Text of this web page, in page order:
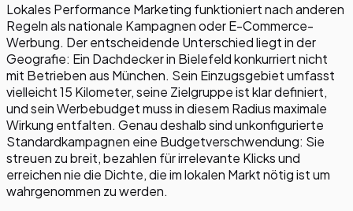
Lokales Performance Marketing funktioniert nach anderen
Regeln als nationale Kampagnen oder E-Commerce-
Werbung. Der entscheidende Unterschied liegt in der
Geografie: Ein Dachdecker in Bielefeld konkurriert nicht
mit Betrieben aus München. Sein Einzugsgebiet umfasst
vielleicht 15 Kilometer, seine Zielgruppe ist klar definiert,
und sein Werbebudget muss in diesem Radius maximale
Wirkung entfalten. Genau deshalb sind unkonfigurierte
Standardkampagnen eine Budgetverschwendung: Sie
streuen zu breit, bezahlen für irrelevante Klicks und
erreichen nie die Dichte, die im lokalen Markt nötig ist um
wahrgenommen zu werden.